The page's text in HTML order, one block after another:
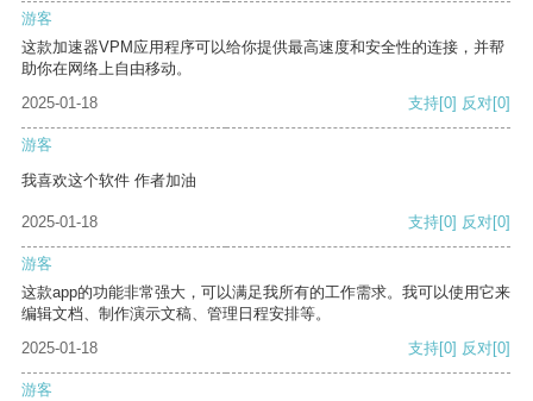
游客
这款加速器VPM应用程序可以给你提供最高速度和安全性的连接，并帮
助你在网络上自由移动。
2025-01-18
支持[0] 反对[0]
游客
我喜欢这个软件 作者加油
2025-01-18 支持[0] 反对[0]
游客
这款app的功能非常强大，可以满足我所有的工作需求。我可以使用它来
编辑文档、制作演示文稿、管理日程安排等。
2025-01-18
支持[0] 反对[0]
游客